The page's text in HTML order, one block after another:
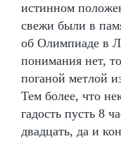
истинном
свежи были в
об Олимпиаде в
понимания нет,
поганой метлой
Тем более, что
гадость пусть 8
двадцать, да и